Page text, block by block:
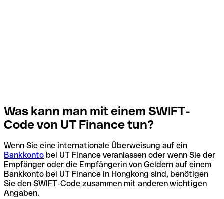
Was kann man mit einem SWIFT-
Code von UT Finance tun?
Wenn Sie eine internationale Überweisung auf ein
Bankkonto bei UT Finance veranlassen oder wenn Sie der
Empfänger oder die Empfängerin von Geldern auf einem
Bankkonto bei UT Finance in Hongkong sind, benötigen
Sie den SWIFT-Code zusammen mit anderen wichtigen
Angaben.